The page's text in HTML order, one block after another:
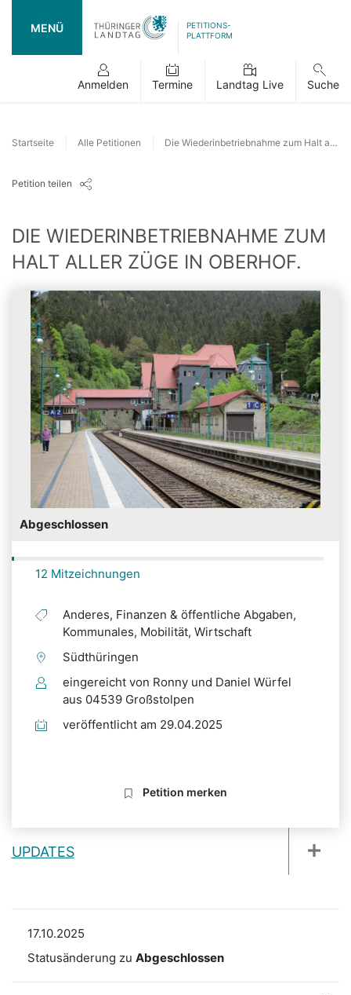
MENÜ
PETITIONS-
PLATTFORM
Anmelden Termine Landtag Live Suche
Startseite Alle Petitionen Die Wiederinbetriebnahme zum Halt aller Züge in Oberhof.
Petition teilen
DIE WIEDERINBETRIEBNAHME ZUM
HALT ALLER ZÜGE IN OBERHOF.
Abgeschlossen
12 Mitzeichnungen
Anderes, Finanzen & öffentliche Abgaben,
Kommunales, Mobilität, Wirtschaft
Südthüringen
eingereicht von Ronny und Daniel Würfel
aus 04539 Großstolpen
veröffentlicht am 29.04.2025
Petition merken
UPDATES
17.10.2025
Statusänderung zu Abgeschlossen